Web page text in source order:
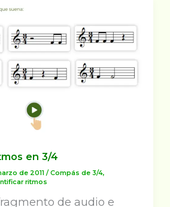
en 3/4
de 2011/Compás de 3/4,
ritmos
de audio e